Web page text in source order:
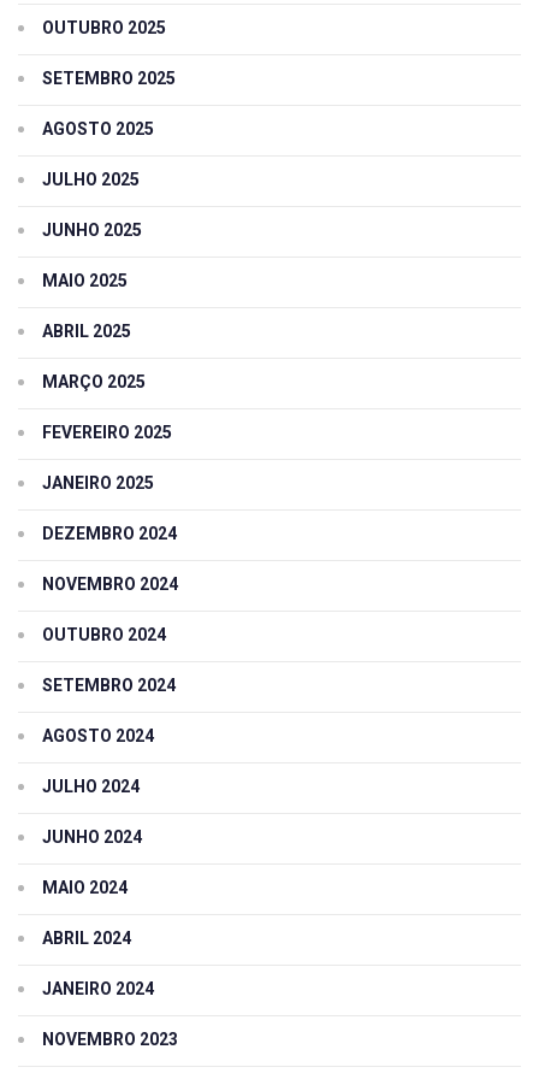
OUTUBRO 2025
SETEMBRO 2025
AGOSTO 2025
JULHO 2025
JUNHO 2025
MAIO 2025
ABRIL 2025
MARÇO 2025
FEVEREIRO 2025
JANEIRO 2025
DEZEMBRO 2024
NOVEMBRO 2024
OUTUBRO 2024
SETEMBRO 2024
AGOSTO 2024
JULHO 2024
JUNHO 2024
MAIO 2024
ABRIL 2024
JANEIRO 2024
NOVEMBRO 2023